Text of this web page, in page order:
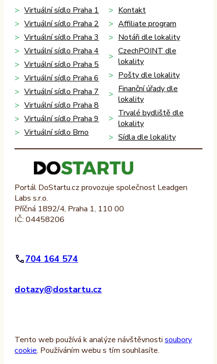
Virtuální sídlo Praha 1
Virtuální sídlo Praha 2
Virtuální sídlo Praha 3
Virtuální sídlo Praha 4
Virtuální sídlo Praha 5
Virtuální sídlo Praha 6
Virtuální sídlo Praha 7
Virtuální sídlo Praha 8
Virtuální sídlo Praha 9
Virtuální sídlo Brno
Kontakt
Affiliate program
Notáři dle lokality
CzechPOINT dle
lokality
Pošty dle lokality
Finanční úřady dle
lokality
Trvalé bydliště dle
lokality
Sídla dle lokality
Portál DoStartu.cz provozuje společnost Leadgen
Labs s.r.o.
Příčná 1892/4, Praha 1, 110 00
IČ: 04458206
704 164 574
dotazy@dostartu.cz
Tento web používá k analýze návštěvnostisoubory
cookie. Používáním webu s tím souhlasíte.